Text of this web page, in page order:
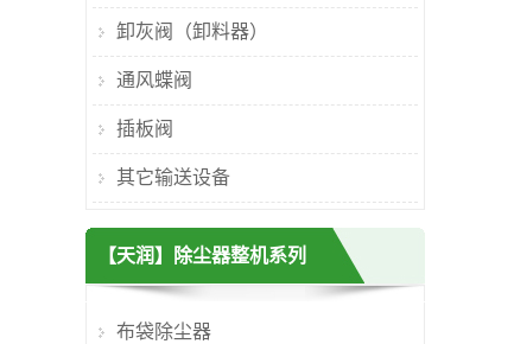
卸灰阀（卸料器）
通风蝶阀
插板阀
其它输送设备
【天润】除尘器整机系列
布袋除尘器